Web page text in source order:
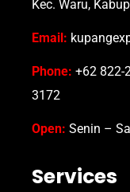
Kec. Waru,
Email:
Phone: +62 822-
3172
Open: Senin –
Services